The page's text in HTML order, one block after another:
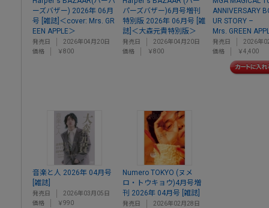
ーズバザー) 2026年 06月
号 [雑誌]＜cover: Mrs. GR
EEN APPLE＞
発売日
2026年04月20日
価格
￥800
パーズバザー)6月号増刊
特別版 2026年 06月号 [雑
誌]＜大森元貴特別版＞
発売日
2026年04月20日
価格
￥800
ANNIVERSARY
UR STORY –
Mrs. GREEN
発売日
2026年
価格
￥4,400
音楽と人 2026年 04月号
[雑誌]
発売日
2026年03月05日
価格
￥990
Numero TOKYO (ヌメ
ロ・トウキョウ)4月号増
刊 2026年 04月号 [雑誌]
発売日
2026年02月28日